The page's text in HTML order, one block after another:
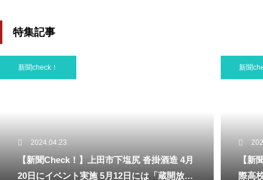
特集記事
新聞check！
2024.04.23
【新聞Check！】上田市下塩尻 沓掛酒造 4月
20日にイベント実施 5月12日には「蔵開放２
新聞
【新
際高